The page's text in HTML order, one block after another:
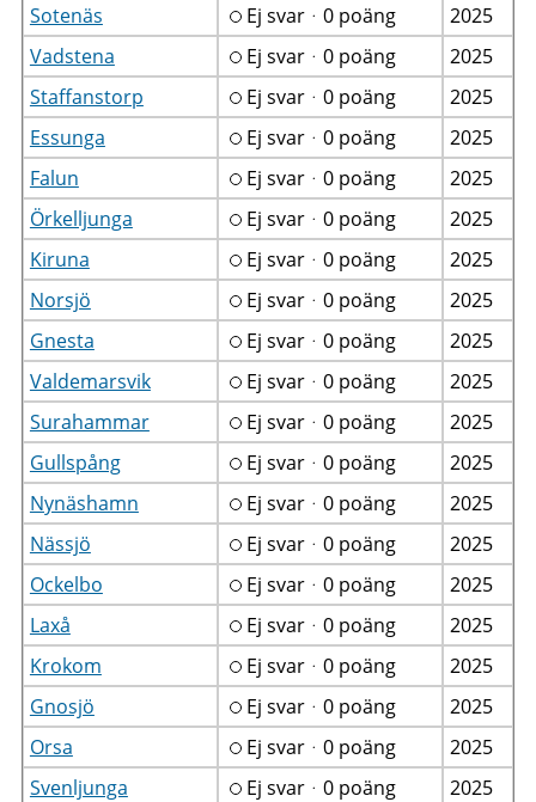
Sotenäs
Ej svarᆞ0 poäng
2025
Vadstena
Ej svarᆞ0 poäng
2025
Staffanstorp
Ej svarᆞ0 poäng
2025
Essunga
Ej svarᆞ0 poäng
2025
Falun
Ej svarᆞ0 poäng
2025
Örkelljunga
Ej svarᆞ0 poäng
2025
Kiruna
Ej svarᆞ0 poäng
2025
Norsjö
Ej svarᆞ0 poäng
2025
Gnesta
Ej svarᆞ0 poäng
2025
Valdemarsvik
Ej svarᆞ0 poäng
2025
Surahammar
Ej svarᆞ0 poäng
2025
Gullspång
Ej svarᆞ0 poäng
2025
Nynäshamn
Ej svarᆞ0 poäng
2025
Nässjö
Ej svarᆞ0 poäng
2025
Ockelbo
Ej svarᆞ0 poäng
2025
Laxå
Ej svarᆞ0 poäng
2025
Krokom
Ej svarᆞ0 poäng
2025
Gnosjö
Ej svarᆞ0 poäng
2025
Orsa
Ej svarᆞ0 poäng
2025
Svenljunga
Ej svarᆞ0 poäng
2025